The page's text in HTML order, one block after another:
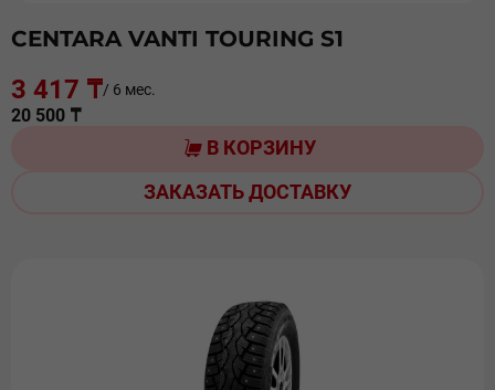
CENTARA VANTI TOURING S1
3 417 ₸/ 6 мес.
20 500 ₸
В КОРЗИНУ
ЗАКАЗАТЬ ДОСТАВКУ